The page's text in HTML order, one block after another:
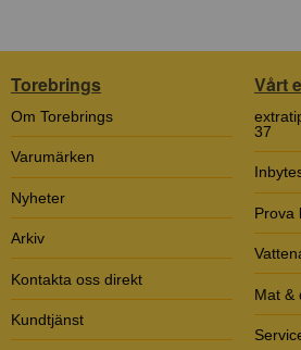
Torebrings
Om Torebrings
Varumärken
Nyheter
Arkiv
Kontakta oss direkt
Kundtjänst
Vårt
37
Prova
Mat &